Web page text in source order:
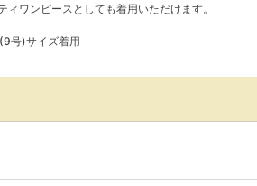
ワンピースとしても着用いただけます。
号)サイズ着用